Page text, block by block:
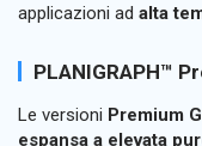
applicazioni ad alta
PLANIGRAPH™
Le versioni Premium
espansa a elevata